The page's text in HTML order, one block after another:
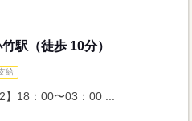
駅（徒歩 10分）
給
】18：00〜03：00 ...